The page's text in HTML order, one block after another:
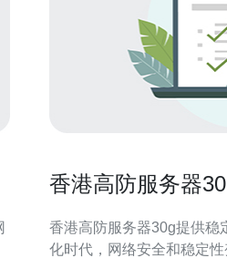
香港高防服务器
香港高防服务器30g提供稳定可靠
化时代，网络安全和稳定